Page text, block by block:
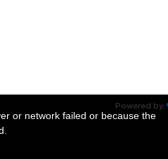
Powered by:
or network failed or because the